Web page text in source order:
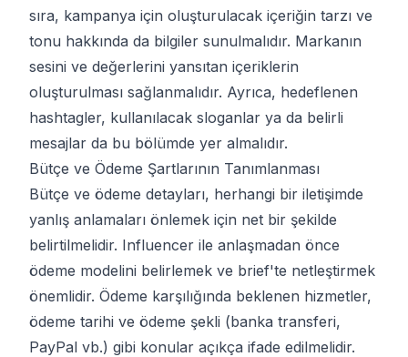
sıra, kampanya için oluşturulacak içeriğin tarzı ve
tonu hakkında da bilgiler sunulmalıdır. Markanın
sesini ve değerlerini yansıtan içeriklerin
oluşturulması sağlanmalıdır. Ayrıca, hedeflenen
hashtagler, kullanılacak sloganlar ya da belirli
mesajlar da bu bölümde yer almalıdır.
Bütçe ve Ödeme Şartlarının Tanımlanması
Bütçe ve ödeme detayları, herhangi bir iletişimde
yanlış anlamaları önlemek için net bir şekilde
belirtilmelidir. Influencer ile anlaşmadan önce
ödeme modelini belirlemek ve brief'te netleştirmek
önemlidir. Ödeme karşılığında beklenen hizmetler,
ödeme tarihi ve ödeme şekli (banka transferi,
PayPal vb.) gibi konular açıkça ifade edilmelidir.